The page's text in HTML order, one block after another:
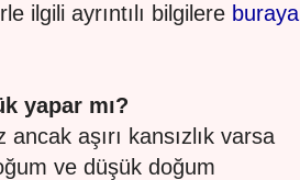
ilgili ayrıntılı bilgilere buraya
yapar mı?
aşırı kansızlık varsa
ve düşük doğum